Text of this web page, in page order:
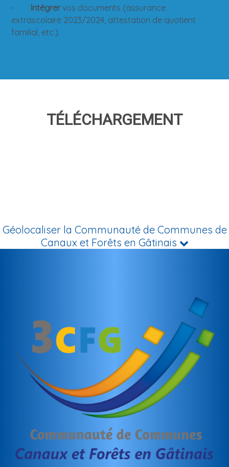
- Intégrer vos documents (assurance
extrascolaire 2023/2024, attestation de quotient
familial, etc.).
TÉLÉCHARGEMENT
Géolocaliser la Communauté de Communes de
Canaux et Forêts en Gâtinais